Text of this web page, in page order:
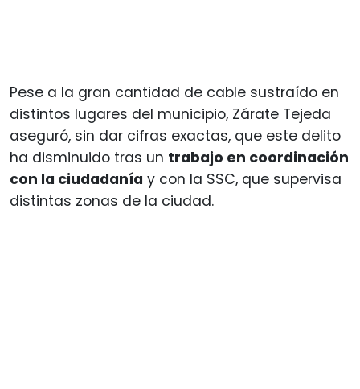
Pese a la gran cantidad de cable sustraído en
distintos lugares del municipio, Zárate Tejeda
aseguró, sin dar cifras exactas, que este delito
ha disminuido tras un trabajo en coordinación
con la ciudadanía y con la SSC, que supervisa
distintas zonas de la ciudad.